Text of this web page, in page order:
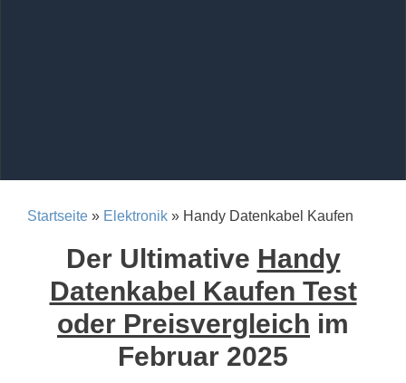
Startseite » Elektronik » Handy Datenkabel Kaufen
Der Ultimative Handy
Datenkabel Kaufen Test
oder Preisvergleich im
Februar 2025